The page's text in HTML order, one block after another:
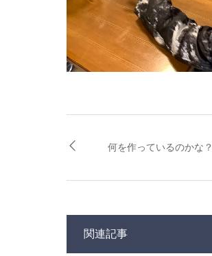
何を作っているのかな？
関連記事